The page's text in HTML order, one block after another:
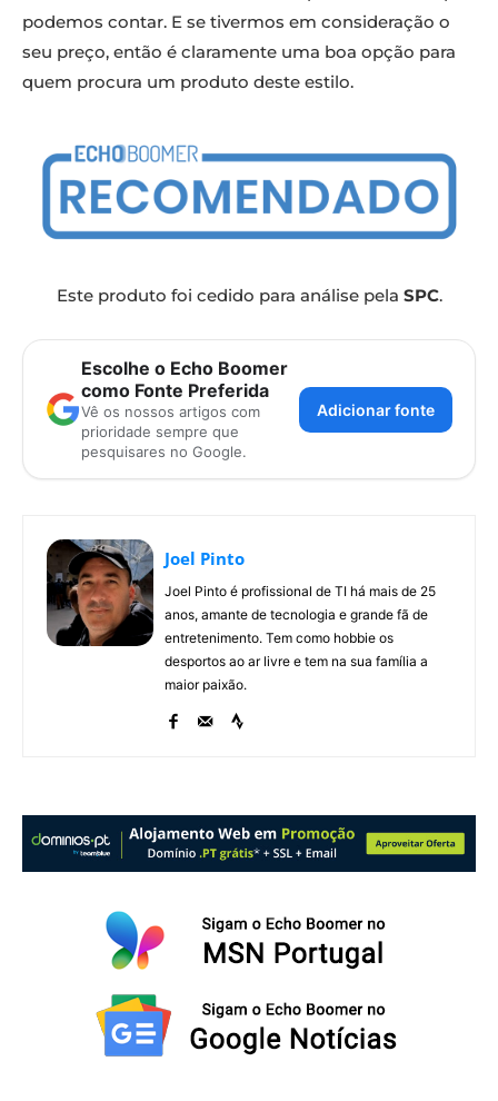
podemos contar. E se tivermos em consideração o
seu preço, então é claramente uma boa opção para
quem procura um produto deste estilo.
Este produto foi cedido para análise pela SPC.
Escolhe o Echo Boomer
como Fonte Preferida
Vê os nossos artigos com
prioridade sempre que
pesquisares no Google.
Adicionar fonte
Joel Pinto
Joel Pinto é profissional de TI há mais de 25
anos, amante de tecnologia e grande fã de
entretenimento. Tem como hobbie os
desportos ao ar livre e tem na sua família a
maior paixão.